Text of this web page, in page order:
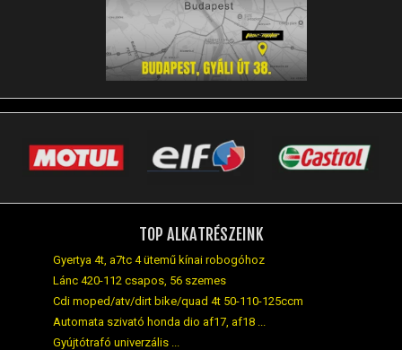
TOP ALKATRÉSZEINK
Gyertya 4t, a7tc 4 ütemű kínai robogóhoz
Lánc 420-112 csapos, 56 szemes
Cdi moped/atv/dirt bike/quad 4t 50-110-125ccm
Automata szivató honda dio af17, af18 ...
Gyújtótrafó univerzális ...